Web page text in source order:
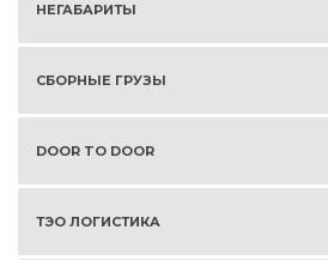
НЕГАБАРИТЫ
СБОРНЫЕ ГРУЗЫ
DOOR TO DOOR
ТЭО ЛОГИСТИКА